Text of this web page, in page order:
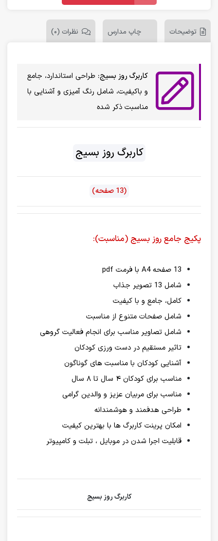
توضیحات چاپ مدارس نظرات (0)
کاربرگ روز بسیج: طراحی استاندارد، جامع
و باکیفیت، شامل رنگ آمیزی و آشنایی با
مناسبت ذکر شده
کاربرگ روز بسیج
(13 صفحه)
پکیج جامع روز بسیج (مناسبت):
13 صفحه A4 با فرمت pdf
شامل 13 تصویر جذاب
کامل، جامع و با کیفیت
شامل صفحات متنوع از مناسبت
شامل تصاویر مناسب برای انجام فعالیت گروهی
تاثیر مستقیم در دست ورزی کودکان
آشنایی کودکان با مناسبت های گوناگون
مناسب برای کودکان ۴ سال تا ۸ سال
مناسب برای مربیان عزیز و والدین گرامی
طراحی هدفمند و هوشمندانه
امکان پرینت کاربرگ ها با بهترین کیفیت
قابلیت اجرا شدن در موبایل ، تبلت و کامپیوتر
کاربرگ روز بسیج